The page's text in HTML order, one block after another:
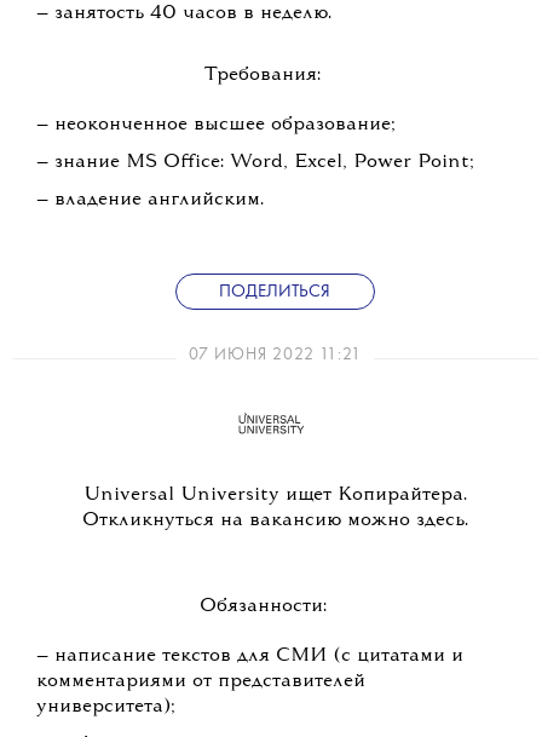
— занятость 40 часов в неделю.
Требования:
— неоконченное высшее образование;
— знание MS Office: Word, Excel, Power Point;
— владение английским.
ПОДЕЛИТЬСЯ
07 ИЮНЯ 2022 11:21
Universal University ищет Копирайтера.
Откликнуться на вакансию можно здесь.
Обязанности:
— написание текстов для СМИ (с цитатами и
комментариями от представителей
университета);